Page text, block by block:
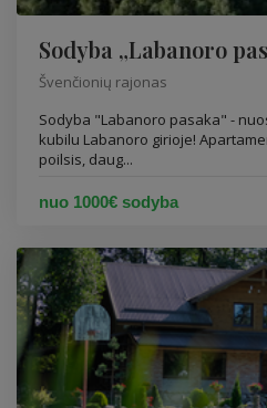
Sodyba „Labanoro
Švenčionių rajonas
Sodyba "Labanoro pasaka" -
kubilu Labanoro girioje!
poilsis, daug...
nuo 1000€ sodyba